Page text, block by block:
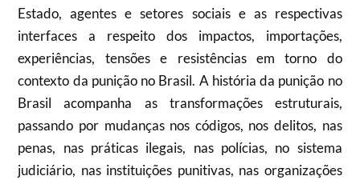
Estado, agentes e setores sociais e as respectivas
interfaces a respeito dos impactos, importações,
experiências, tensões e resistências em torno do
contexto da punição no Brasil. A história da punição no
Brasil acompanha as transformações estruturais,
passando por mudanças nos códigos, nos delitos, nas
penas, nas práticas ilegais, nas polícias, no sistema
judiciário, nas instituições punitivas, nas organizações